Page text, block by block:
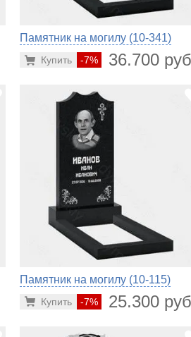
Памятник на могилу (10-341)
-7% 36.700
Купить
Памятник на могилу (10-115)
-7% 25.300
Купить